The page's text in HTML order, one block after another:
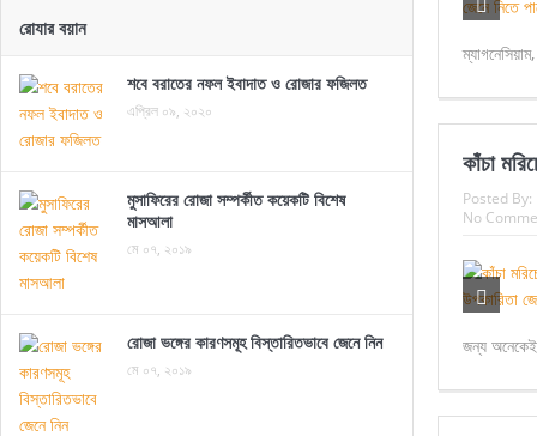
কাঁচা
Posted By:
No
জন্য
রোযার বয়ান
শবে বরাতের নফল ইবাদাত ও রোজার ফজিলত
এপ্রিল ০৯, ২০২০
মুসাফিরের রোজা সম্পর্কীত কয়েকটি বিশেষ
মাসআলা
মে ০৭, ২০১৯
রোজা ভঙ্গের কারণসমূহ বিস্তারিতভাবে জেনে নিন
মে ০৭, ২০১৯